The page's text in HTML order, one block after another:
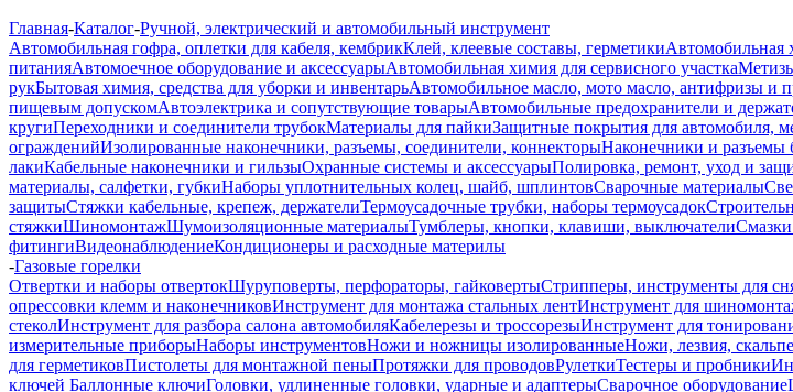
Главная-Каталог-Ручной, электрический и автомобильный инструмент
Автомобильная гофра, оплетки для кабеля, кембрикКлей, клеевые составы, герметикиАвтомобильная
питанияАвтомоечное оборудование и аксессуарыАвтомобильная химия для сервисного участка
рукБытовая химия, средства для уборки и инвентарьАвтомобильное масло, мото масло, антифризы и
пищевым допускомАвтоэлектрика и сопутствующие товарыАвтомобильные предохранители и
кругиПереходники и соединители трубокМатериалы для пайкиЗащитные покрытия для автомобиля,
огражденийИзолированные наконечники, разъемы, соединители, коннекторыНаконечники и разъемы
лакиКабельные наконечники и гильзыОхранные системы и аксессуарыПолировка, ремонт, уход и
материалы, салфетки, губкиНаборы уплотнительных колец, шайб, шплинтовСварочные материалы
защитыСтяжки кабельные, крепеж, держателиТермоусадочные трубки, наборы термоусадок
стяжкиШиномонтажШумоизоляционные материалыТумблеры, кнопки, клавиши, выключатели
фитингиВидеонаблюдениеКондиционеры и расходные материлы
-Газовые горелки
Отвертки и наборы отвертокШуруповерты, перфораторы, гайковертыСтрипперы, инструменты для
опрессовки клемм и наконечниковИнструмент для монтажа стальных лентИнструмент для
стеколИнструмент для разбора салона автомобиляКабелерезы и троссорезыИнструмент для
измерительные приборыНаборы инструментовНожи и ножницы изолированныеНожи, лезвия,
для герметиковПистолеты для монтажной пеныПротяжки для проводовРулеткиТестеры и пробники
ключей Баллонные ключиГоловки, удлиненные головки, ударные и адаптерыСварочное оборудование